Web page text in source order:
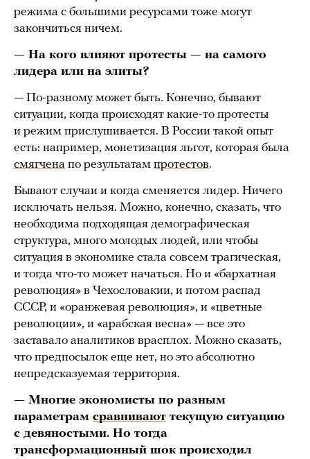
режима с большими ресурсами тоже могут
закончиться ничем.
— На кого влияют протесты — на самого
лидера или на элиты?
— По-разному может быть. Конечно, бывают
ситуации, когда происходят какие-то протесты
и режим прислушивается. В России такой опыт
есть: например, монетизация льгот, которая была
смягчена по результатам протестов.
Бывают случаи и когда сменяется лидер. Ничего
исключать нельзя. Можно, конечно, сказать, что
необходима подходящая демографическая
структура, много молодых людей, или чтобы
ситуация в экономике стала совсем трагическая,
и тогда что-то может начаться. Но и «бархатная
революция» в Чехословакии, и потом распад
СССР, и «оранжевая революция», и «цветные
революции», и «арабская весна» — все это
заставало аналитиков врасплох. Можно сказать,
что предпосылок еще нет, но это абсолютно
непредсказуемая территория.
— Многие экономисты по разным
параметрам сравнивают текущую ситуацию
с девяностыми. Но тогда
трансформационный шок происходил